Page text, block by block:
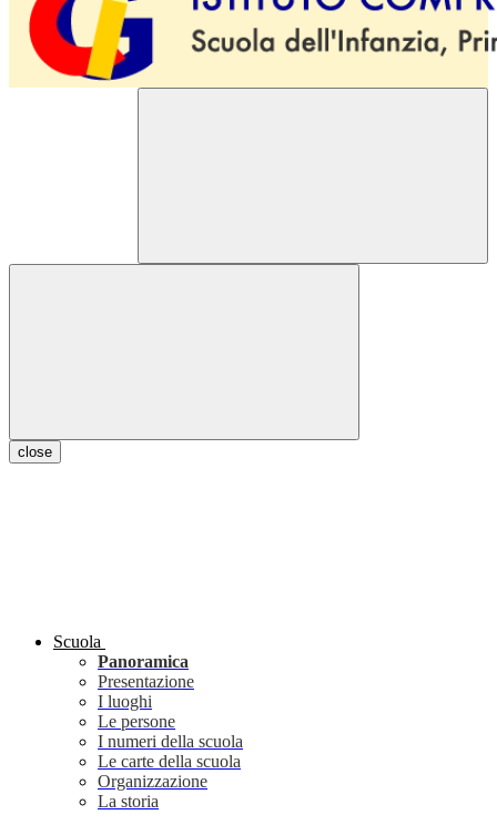
close
Scuola
Panoramica
Presentazione
I luoghi
Le persone
I numeri della scuola
Le carte della scuola
Organizzazione
La storia